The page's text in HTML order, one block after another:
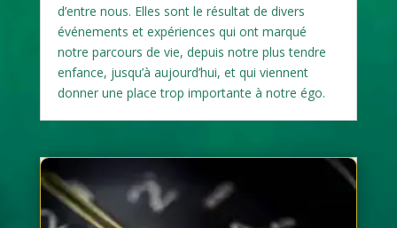
d’entre nous. Elles sont le résultat de divers
événements et expériences qui ont marqué
notre parcours de vie, depuis notre plus tendre
enfance, jusqu’à aujourd’hui, et qui viennent
donner une place trop importante à notre égo.